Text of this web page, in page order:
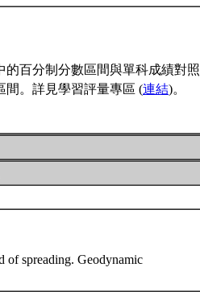
百分制分數區間與單科成績對照
間。詳見學習評量專區 (連結)。
of spreading. Geodynamic